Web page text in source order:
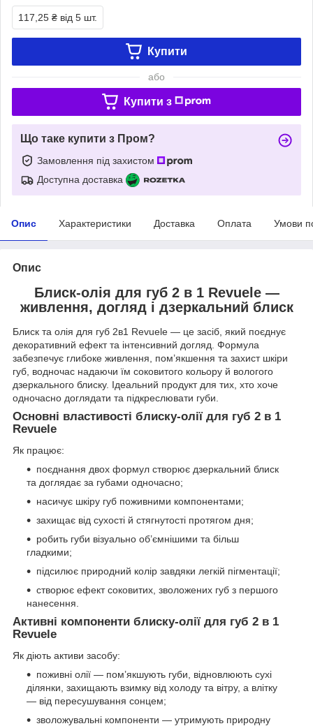
117,25 ₴ від 5 шт.
Купити
або
Купити з
Що таке купити з Пром?
Замовлення під захистом
Доступна доставка
Опис Характеристики Доставка Оплата Умови
Опис
Блиск-олія для губ 2 в 1 Revuele —
живлення, догляд і дзеркальний блиск
Блиск та олія для губ 2в1 Revuele — це засіб, який поєднує
декоративний ефект та інтенсивний догляд. Формула
забезпечує глибоке живлення, пом’якшення та захист шкіри
губ, водночас надаючи їм соковитого кольору й вологого
дзеркального блиску. Ідеальний продукт для тих, хто хоче
одночасно доглядати та підкреслювати губи.
Основні властивості блиску-олії для губ 2 в 1
Revuele
Як працює:
поєднання двох формул створює дзеркальний блиск
та доглядає за губами одночасно;
насичує шкіру губ поживними компонентами;
захищає від сухості й стягнутості протягом дня;
робить губи візуально об’ємнішими та більш
гладкими;
підсилює природний колір завдяки легкій пігментації;
створює ефект соковитих, зволожених губ з першого
нанесення.
Активні компоненти блиску-олії для губ 2 в 1
Revuele
Як діють активи засобу:
поживні олії — пом’якшують губи, відновлюють сухі
ділянки, захищають взимку від холоду та вітру, а влітку
— від пересушування сонцем;
зволожувальні компоненти — утримують природну